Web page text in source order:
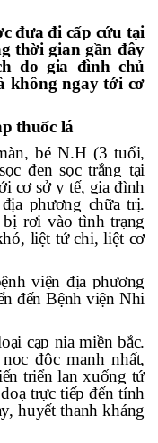
đưa đi cấp cứu tại
thời gian gần đây
do gia đình chủ
không ngay tới cơ
thuốc lá
bé N.H (3 tuổi,
đen sọc trắng tại
cơ sở y tế, gia đình
phương chữa trị.
rơi vào tình trạng
liệt tứ chi, liệt cơ
viện địa phương
đến Bệnh viện Nhi
cạp nia miền bắc.
độc mạnh nhất,
triển lan xuống tứ
trực tiếp đến tính
huyết thanh kháng